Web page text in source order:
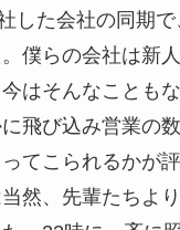
した会社の同期で
僕らの会社は新
はそんなことも
飛び込み営業の
てこられるかが
然、先輩たちよ